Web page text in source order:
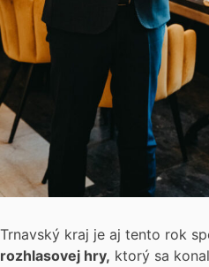
Trnavský kraj je aj tento rok
rozhlasovej hry, ktorý sa